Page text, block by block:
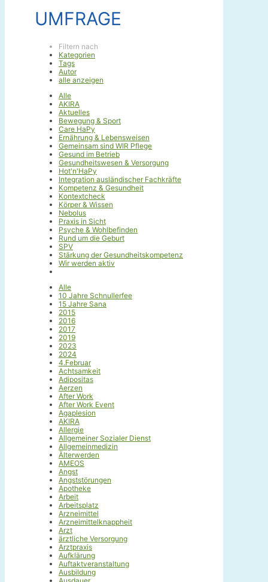
UMFRAGE
Filtern nach
Kategorien
Tags
Autor
alle anzeigen
Alle
AKIRA
Aktuelles
Bewegung & Sport
Care HaPy
Ernährung & Lebensweisen
Gemeinsam sind WIR Pflege
Gesund im Betrieb
Gesundheitswesen & Versorgung
Hot'n'HaPy
Integration ausländischer Fachkräfte
Kompetenz & Gesundheit
Kontextcheck
Körper & Wissen
Nebolus
Praxis in Sicht
Psyche & Wohlbefinden
Rund um die Geburt
SPV
Stärkung der Gesundheitskompetenz
Wir werden aktiv
Alle
10 Jahre Schnullerfee
15 Jahre Sana
2015
2016
2017
2019
2023
2024
4.Februar
Achtsamkeit
Adipositas
Aerzen
After Work
After Work Event
Agaplesion
AKIRA
Allergie
Allgemeiner Sozialer Dienst
Allgemeinmedizin
Älterwerden
AMEOS
Angst
Angststörungen
Apotheke
Arbeit
Arbeitsplatz
Arzneimittel
Arzneimittelknappheit
Arzt
ärztliche Versorgung
Arztpraxis
Aufklärung
Auftaktveranstaltung
Ausbildung